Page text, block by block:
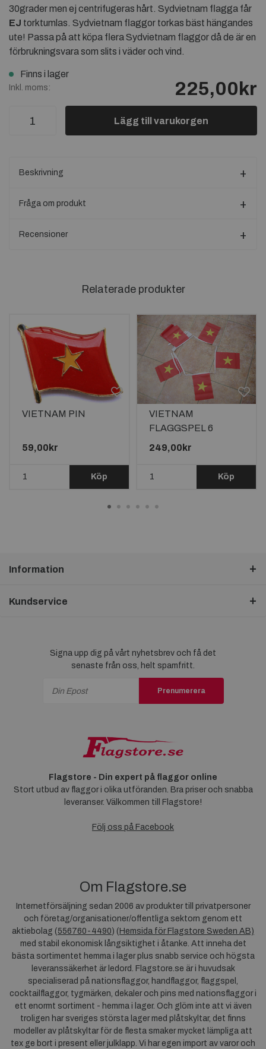
30grader men ej centrifugeras hårt. Sydvietnam flagga får
EJ torktumlas. Sydvietnam flaggor torkas bäst hängandes
ute! Passa på att köpa flera Sydvietnam flaggor då de är en
förbrukningsvara som slits i väder och vind.
Finns i lager
Inkl. moms: 225,00kr
Lägg till varukorgen
Beskrivning
Fråga om produkt
Recensioner
Relaterade produkter
VIETNAM PIN
59,00kr
Köp
VIETNAM
FLAGGSPEL 6
METER LÅNGT MED
249,00kr
Köp
Information
Kundservice
Signa upp dig på vårt nyhetsbrev och få det
senaste från oss, helt spamfritt.
Prenumerera
Flagstore - Din expert på flaggor online
Stort utbud av flaggor i olika utföranden. Bra priser och snabba
leveranser. Välkommen till Flagstore!
Följ oss på Facebook
Om Flagstore.se
Internetförsäljning sedan 2006 av produkter till privatpersoner
och företag/organisationer/offentliga sektorn genom ett
aktiebolag (556760-4490) ( Hemsida för Flagstore Sweden AB)
med stabil ekonomisk långsiktighet i åtanke. Att inneha det
bästa sortimentet hemma i lager plus snabb service och högsta
leveranssäkerhet är ledord. Flagstore.se är i huvudsak
specialiserad på nationsflaggor, handflaggor, flaggspel,
cocktailflaggor, tygmärken, dekaler och pins med nationsflaggor i
ett enormt sortiment - hemma i lager. Och glöm inte att vi även
troligen har sveriges största lager med plåtskyltar, det finns
modeller av plåtskyltar för de flesta smaker mycket lämpliga att
tex ge bort i present eller julklapp. Vi har egen import av varor och